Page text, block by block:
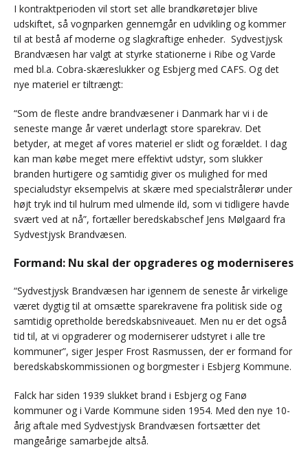
I kontraktperioden vil stort set alle brandkøretøjer blive
udskiftet, så vognparken gennemgår en udvikling og kommer
til at bestå af moderne og slagkraftige enheder. Sydvestjysk
Brandvæsen har valgt at styrke stationerne i Ribe og Varde
med bl.a. Cobra-skæreslukker og Esbjerg med CAFS. Og det
nye materiel er tiltrængt:
“Som de fleste andre brandvæsener i Danmark har vi i de
seneste mange år været underlagt store sparekrav. Det
betyder, at meget af vores materiel er slidt og forældet. I dag
kan man købe meget mere effektivt udstyr, som slukker
branden hurtigere og samtidig giver os mulighed for med
specialudstyr eksempelvis at skære med specialstrålerør under
højt tryk ind til hulrum med ulmende ild, som vi tidligere havde
svært ved at nå”, fortæller beredskabschef Jens Mølgaard fra
Sydvestjysk Brandvæsen.
Formand: Nu skal der opgraderes og moderniseres
“Sydvestjysk Brandvæsen har igennem de seneste år virkelige
været dygtig til at omsætte sparekravene fra politisk side og
samtidig opretholde beredskabsniveauet. Men nu er det også
tid til, at vi opgraderer og moderniserer udstyret i alle tre
kommuner”, siger Jesper Frost Rasmussen, der er formand for
beredskabskommissionen og borgmester i Esbjerg Kommune.
Falck har siden 1939 slukket brand i Esbjerg og Fanø
kommuner og i Varde Kommune siden 1954. Med den nye 10-
årig aftale med Sydvestjysk Brandvæsen fortsætter det
mangeårige samarbejde altså.